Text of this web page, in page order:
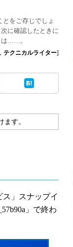
Database
Linux ＆ OSS
Master of
Security &
Test & Tools
とをご存じでしょ
に確認したときに
は……。
， テクニカルライター]
す。
ス」スナップイ
」で終わ